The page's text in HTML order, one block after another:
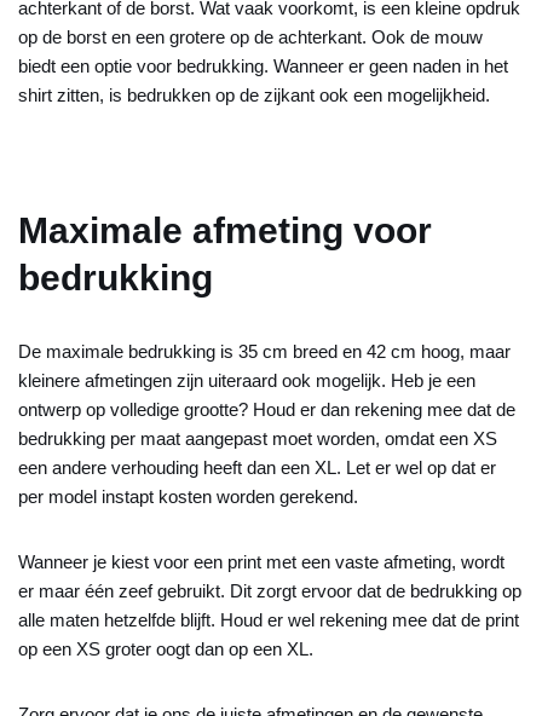
achterkant of de borst. Wat vaak voorkomt, is een kleine opdruk
op de borst en een grotere op de achterkant. Ook de mouw
biedt een optie voor bedrukking. Wanneer er geen naden in het
shirt zitten, is bedrukken op de zijkant ook een mogelijkheid.
Maximale afmeting voor
bedrukking
De maximale bedrukking is 35 cm breed en 42 cm hoog, maar
kleinere afmetingen zijn uiteraard ook mogelijk. Heb je een
ontwerp op volledige grootte? Houd er dan rekening mee dat de
bedrukking per maat aangepast moet worden, omdat een XS
een andere verhouding heeft dan een XL. Let er wel op dat er
per model instapt kosten worden gerekend.
Wanneer je kiest voor een print met een vaste afmeting, wordt
er maar één zeef gebruikt. Dit zorgt ervoor dat de bedrukking op
alle maten hetzelfde blijft. Houd er wel rekening mee dat de print
op een XS groter oogt dan op een XL.